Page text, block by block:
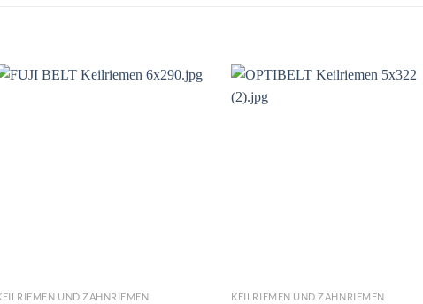
UND ZAHNRIEMEN KEILRIEMEN UND ZAHNRIEMEN